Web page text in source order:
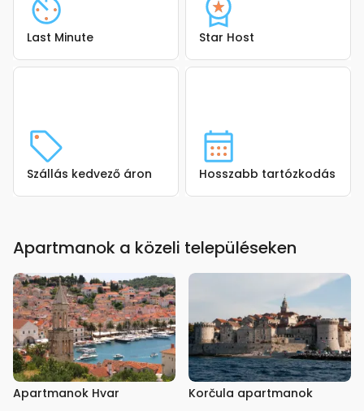
Last Minute Star Host
Szállás kedvező áron Hosszabb tartózkodás
Apartmanok a közeli településeken
Apartmanok Hvar Korčula apartmanok